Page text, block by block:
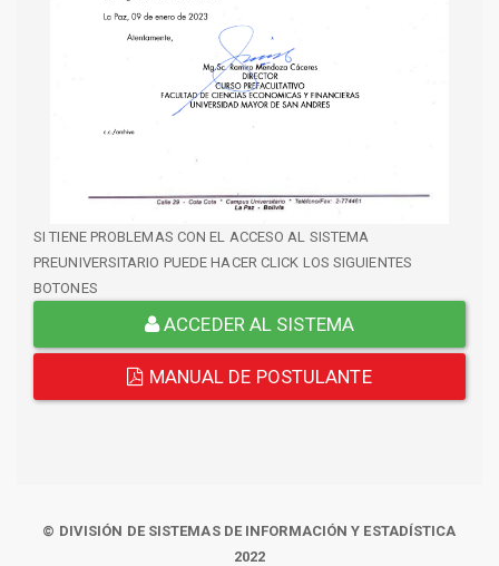
SI TIENE PROBLEMAS CON EL ACCESO AL SISTEMA
PREUNIVERSITARIO PUEDE HACER CLICK LOS SIGUIENTES
BOTONES
ACCEDER AL SISTEMA
MANUAL DE POSTULANTE
© DIVISIÓN DE SISTEMAS DE INFORMACIÓN Y ESTADÍSTICA
2022